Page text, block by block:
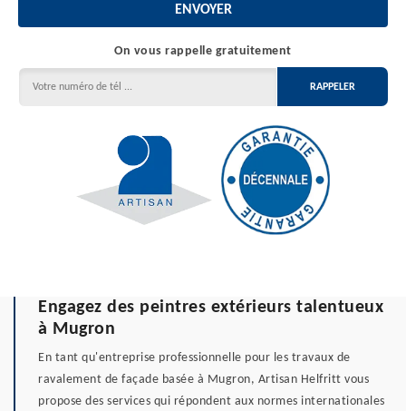
On vous rappelle gratuitement
Engagez des peintres extérieurs talentueux
à Mugron
En tant qu'entreprise professionnelle pour les travaux de
ravalement de façade basée à Mugron, Artisan Helfritt vous
propose des services qui répondent aux normes internationales